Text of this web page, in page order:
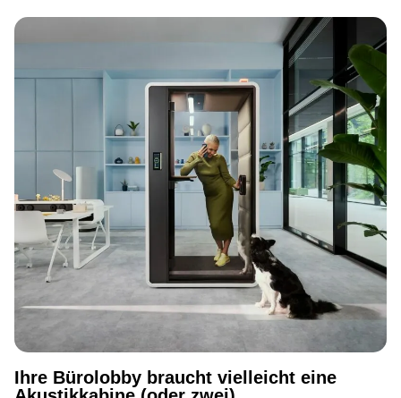
Ihre Bürolobby braucht vielleicht eine